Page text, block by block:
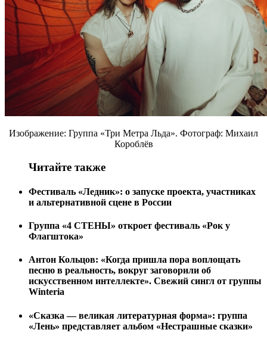
Изображение: Группа «Три Метра Льда». Фотограф: Михаил
Короблёв
Читайте также
Фестиваль «Ледник»: о запуске проекта, участниках
и альтернативной сцене в России
Группа «4 СТЕНЫ» откроет фестиваль «Рок у
Флагштока»
Антон Кольцов: «Когда пришла пора воплощать
песню в реальность, вокруг заговорили об
искусственном интеллекте». Свежий сингл от группы
Winteria
«Сказка — великая литературная форма»: группа
«Лень» представляет альбом «Нестрашные сказки»